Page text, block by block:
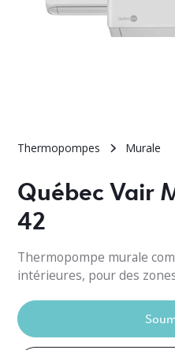
Thermopompes Murale
Québec Vair
42
Thermopompe murale
intérieures, pour des